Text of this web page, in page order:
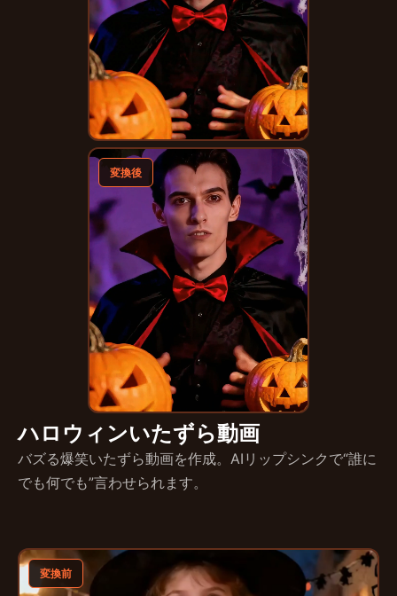
変換後
ハロウィンいたずら動画
バズる爆笑いたずら動画を作成。AIリップシンクで“誰に
でも何でも”言わせられます。
変換前